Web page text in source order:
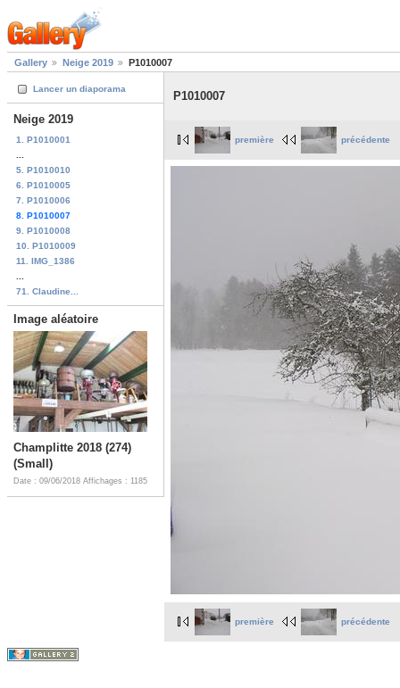
Gallery Neige 2019 P1010007
Lancer un diaporama
Neige 2019
1. P1010001
5. P1010010
6. P1010005
7. P1010006
8. P1010007
9. P1010008
10. P1010009
11. IMG_1386
71. Claudine...
Image aléatoire
Champlitte 2018 (274)
(Small)
Date : 09/06/2018 Affichages : 1185
P1010007
première précédente
première précédente